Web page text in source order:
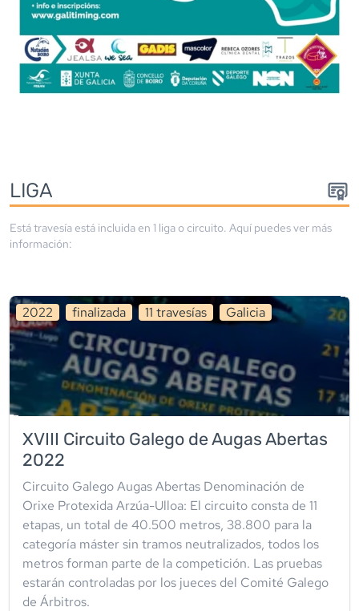
LIGA
Está travesía está incluida en 1 liga o circuito. Aquí puedes ver más
información:
2022 finalizada 11 travesías Galicia
XVIII Circuito Galego de Augas Abertas
2022
Circuito Galego Augas Abertas Denominación de
Orixe Protexida Arzúa-Ulloa: El circuito consta de 11
etapas, un total de 40.500 metros, 38.800 para la
categoría máster sin tramos neutralizados, todos los
metros forman parte de la competición. Las pruebas
estarán controladas por los jueces del Comité Galego
de Árbitros.